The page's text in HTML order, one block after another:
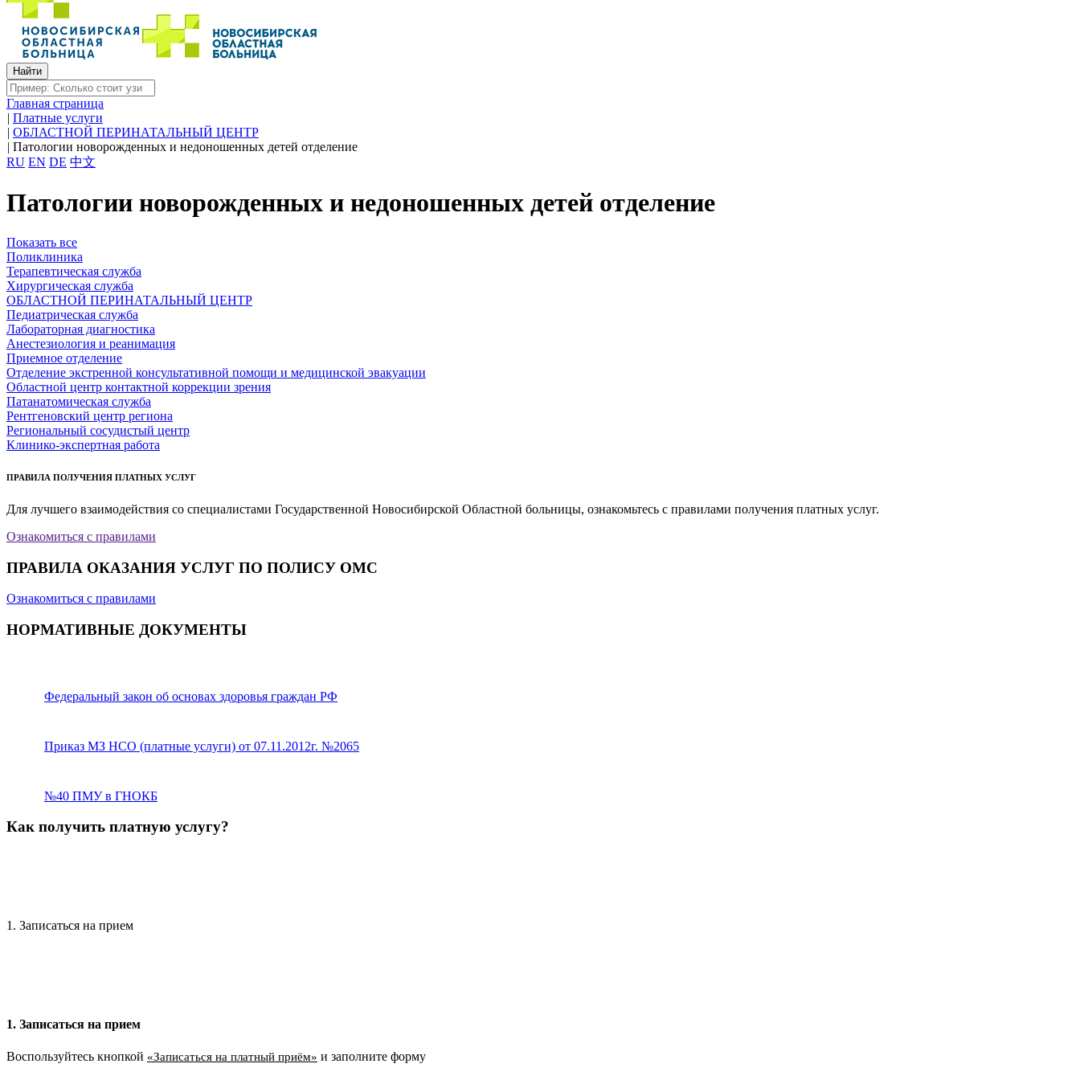
Главная страница
| Платные услуги
| ОБЛАСТНОЙ ПЕРИНАТАЛЬНЫЙ ЦЕНТР
| Патологии новорожденных и недоношенных детей отделение
RU EN DE 中文
Патологии новорожденных и недоношенных детей отделение
Показать все
Поликлиника
Терапевтическая служба
Хирургическая служба
ОБЛАСТНОЙ ПЕРИНАТАЛЬНЫЙ ЦЕНТР
Педиатрическая служба
Лабораторная диагностика
Анестезиология и реанимация
Приемное отделение
Отделение экстренной консультативной помощи и медицинской эвакуации
Областной центр контактной коррекции зрения
Патанатомическая служба
Рентгеновский центр региона
Региональный сосудистый центр
Клинико-экспертная работа
ПРАВИЛА ПОЛУЧЕНИЯ ПЛАТНЫХ УСЛУГ
Для лучшего взаимодействия со специалистами Государственной Новосибирской Областной больницы, ознакомьтесь с правилами получения платных услуг.
Ознакомиться с правилами
ПРАВИЛА ОКАЗАНИЯ УСЛУГ ПО ПОЛИСУ ОМС
Ознакомиться с правилами
НОРМАТИВНЫЕ ДОКУМЕНТЫ
Федеральный закон об основах здоровья граждан РФ
Приказ МЗ НСО (платные услуги) от 07.11.2012г. №2065
№40 ПМУ в ГНОКБ
Как получить платную услугу?
1. Записаться на прием
1. Записаться на прием
Воспользуйтесь кнопкой «Записаться на платный приём» и заполните форму